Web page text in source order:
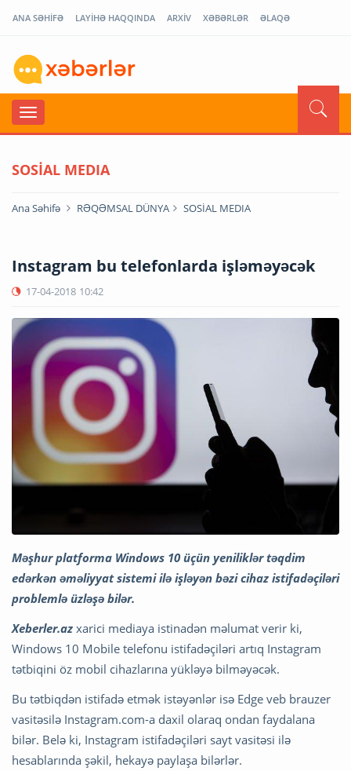
ANA SƏHİFƏ LAYİHƏ HAQQINDA ARXİV XƏBƏRLƏR ƏLAQƏ
SOSİAL MEDIA
Ana Səhifə RƏQƏMSAL DÜNYA SOSİAL MEDIA
Instagram bu telefonlarda işləməyəcək
17-04-2018 10:42
Məşhur platforma Windows 10 üçün yeniliklər təqdim
edərkən əməliyyat sistemi ilə işləyən bəzi cihaz istifadəçiləri
problemlə üzləşə bilər.
Xeberler.az xarici mediaya istinadən məlumat verir ki,
Windows 10 Mobile telefonu istifadəçiləri artıq Instagram
tətbiqini öz mobil cihazlarına yükləyə bilməyəcək.
Bu tətbiqdən istifadə etmək istəyənlər isə Edge veb brauzer
vasitəsilə Instagram.com-a daxil olaraq ondan faydalana
bilər. Belə ki, Instagram istifadəçiləri sayt vasitəsi ilə
hesablarında şəkil, hekayə paylaşa bilərlər.